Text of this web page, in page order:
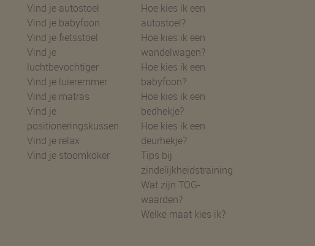
Vind je autostoel
Vind je babyfoon
Vind je fietsstoel
Vind je
luchtbevochtiger
Vind je luieremmer
Vind je matras
Vind je
positioneringskussen
Vind je relax
Vind je stoomkoker
Hoe kies ik een
autostoel?
Hoe kies ik een
wandelwagen?
Hoe kies ik een
babyfoon?
Hoe kies ik een
bedhekje?
Hoe kies ik een
deurhekje?
Tips bij
zindelijkheidstraining
Wat zijn TOG-
waarden?
Welke maat kies ik?